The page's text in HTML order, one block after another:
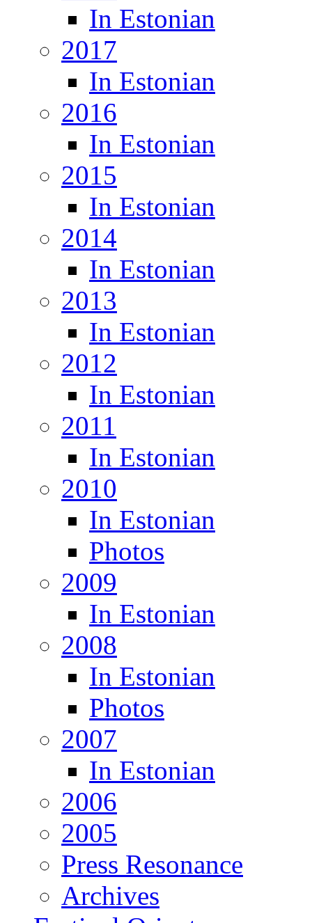
In Estonian
2017
In Estonian
2016
In Estonian
2015
In Estonian
2014
In Estonian
2013
In Estonian
2012
In Estonian
2011
In Estonian
2010
In Estonian
Photos
2009
In Estonian
2008
In Estonian
Photos
2007
In Estonian
2006
2005
Press Resonance
Archives